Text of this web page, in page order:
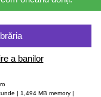
a banilor
| 1,494 MB memory |